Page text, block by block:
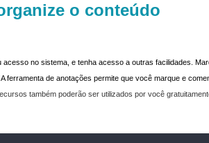
o conteúdo
acesso no sistema, e tenha acesso a outras facilidades.
ferramenta de anotações permite que você marque e
também poderão ser utilizados por você